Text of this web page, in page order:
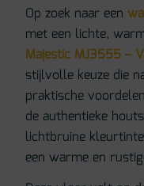
Op zoek naar een
met een lichte,
Majestic MJ3555 –
stijlvolle keuze die
praktische
de authentieke
lichtbruine
een warme en